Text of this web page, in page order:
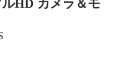
HD カメラ＆モ